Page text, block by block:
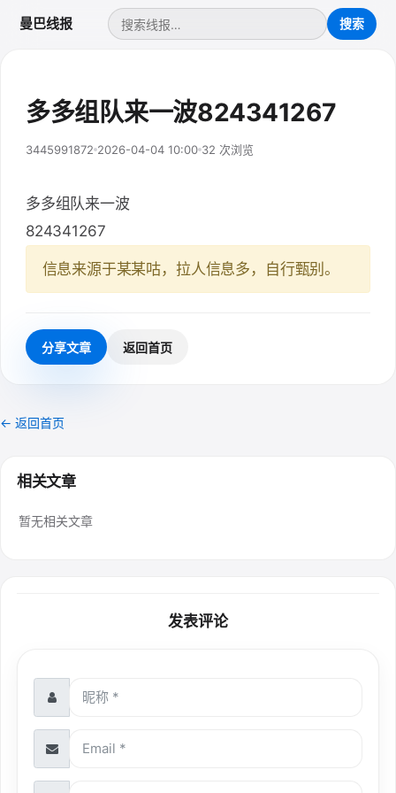
曼巴线报
多多组队来一波824341267
3445991872 2026-04-04 10:00 32 次浏览
多多组队来一波
824341267
信息来源于某某咕，拉人信息多，自行甄别。
分享文章 返回首页
← 返回首页
相关文章
暂无相关文章
发表评论